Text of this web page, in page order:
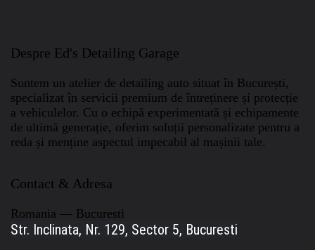
Despre Ed's Detailing Garage
Suntem un atelier de detailing auto situat în București,
specializat în servicii premium de întreținere și protecție
a vehiculelor. Cu o echipă experimentată și echipamente
de ultimă generație, oferim soluții personalizate pentru a
reda și menține aspectul impecabil al mașinii tale.
Contact & Adresa
Romania — Bucuresti
Str. Inclinata, Nr. 129, Sector 5, Bucuresti